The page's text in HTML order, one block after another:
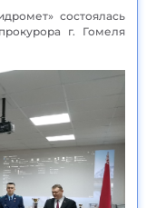
состоялась
г. Гомеля